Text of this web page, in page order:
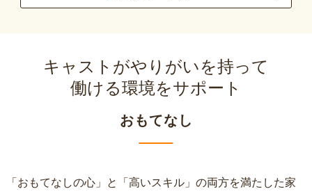
キャストがやりがいを持って
働ける環境をサポート
おもてなし
「おもてなしの心」と「高いスキル」の両方を満たした家